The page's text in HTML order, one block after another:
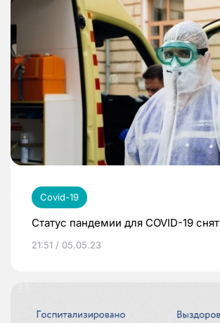
Covid-19
Статус пандемии для COVID-19 снят
21:51 / 05.05.23